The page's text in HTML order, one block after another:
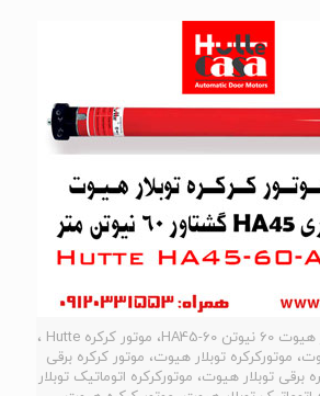
موتورکرکره برقی توبولار هیوت 60 نیوتن HA45-60، موتور کرکره Hutte ،
موتورکرکره توبلار هیوت، موتور کرکره برقی
برقی توبلار هیوت، موتورکرکره اتوماتیک توبلار